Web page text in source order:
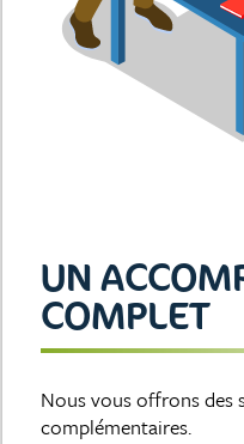
UN
COMPLET
Nous vous offrons des
complémentaires.